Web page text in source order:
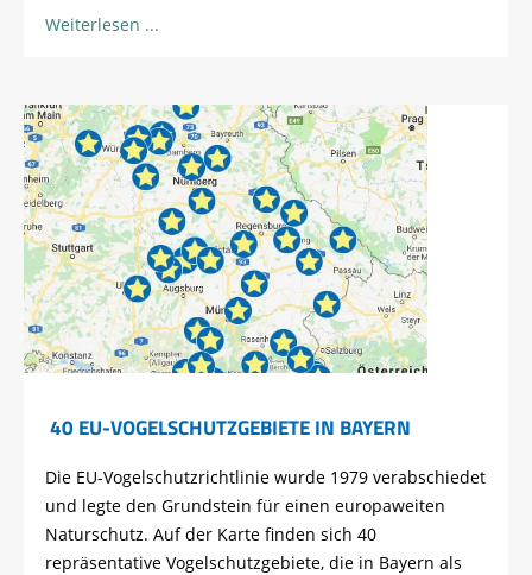
Weiterlesen
40 EU-VOGELSCHUTZGEBIETE IN BAYERN
Die EU-Vogelschutzrichtlinie wurde 1979 verabschiedet
und legte den Grundstein für einen europaweiten
Naturschutz. Auf der Karte finden sich 40
repräsentative Vogelschutzgebiete, die in Bayern als